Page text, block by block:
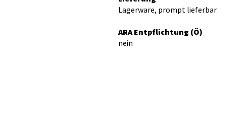
Lagerware, prompt lieferbar
ARA Entpflichtung (Ö)
nein